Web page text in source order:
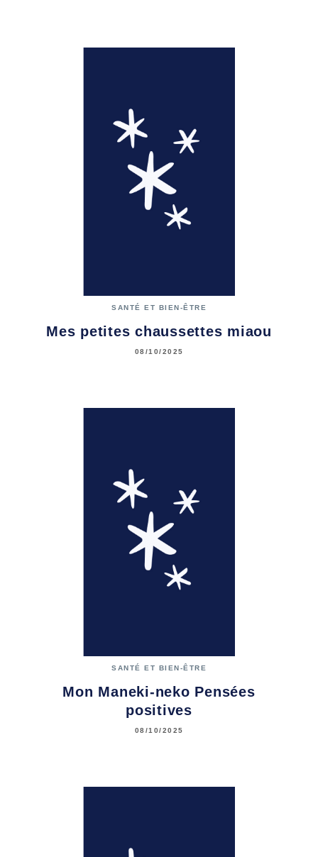
SANTÉ ET BIEN-ÊTRE
Mes petites chaussettes miaou
08/10/2025
SANTÉ ET BIEN-ÊTRE
Mon Maneki-neko Pensées
positives
08/10/2025